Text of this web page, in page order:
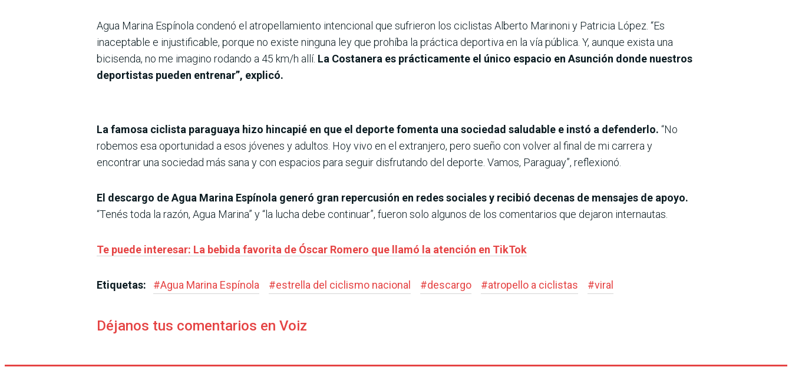
Agua Marina Espínola condenó el atropellamiento intencional que sufrieron los ciclistas Alberto Marinoni y Patricia López. “Es
inaceptable e injustificable, porque no existe ninguna ley que prohíba la práctica deportiva en la vía pública. Y, aunque exista una
bicisenda, no me imagino rodando a 45 km/h allí. La Costanera es prácticamente el único espacio en Asunción donde nuestros
deportistas pueden entrenar”, explicó.
La famosa ciclista paraguaya hizo hincapié en que el deporte fomenta una sociedad saludable e instó a defenderlo. “No
robemos esa oportunidad a esos jóvenes y adultos. Hoy vivo en el extranjero, pero sueño con volver al final de mi carrera y
encontrar una sociedad más sana y con espacios para seguir disfrutando del deporte. Vamos, Paraguay”, reflexionó.
El descargo de Agua Marina Espínola generó gran repercusión en redes sociales y recibió decenas de mensajes de apoyo.
“Tenés toda la razón, Agua Marina” y “la lucha debe continuar”, fueron solo algunos de los comentarios que dejaron internautas.
Te puede interesar: La bebida favorita de Óscar Romero que llamó la atención en TikTok
Etiquetas: #Agua Marina Espínola #estrella del ciclismo nacional #descargo #atropello a ciclistas #viral
Déjanos tus comentarios en Voiz